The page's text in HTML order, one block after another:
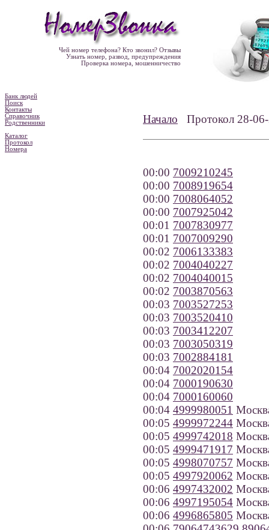
Чей номер телефона? Кто звонил? Отзывы
Узнать номер, развод, предупреждения
Проверка номера, мошенничество
Банк людей
Поиск
Контакты
Справочник
Родственники
Каталог
Протокол
Номера
Начало Протокол 28-
00:00 7009210245
00:00 7008919654
00:00 7008064052
00:00 7007925042
00:01 7007830977
00:01 7007009290
00:02 7006133383
00:02 7004040227
00:02 7004040015
00:02 7003870563
00:03 7003527253
00:03 7003520410
00:03 7003412207
00:03 7003050319
00:03 7002884181
00:04 7002020154
00:04 7000190630
00:04 7000160060
00:04 4999980051
00:05 4999972244
00:05 4999742018
00:05 4999471917
00:05 4998070757
00:05 4997920062
00:06 4997432002
00:06 4997195054
00:06 4996865805